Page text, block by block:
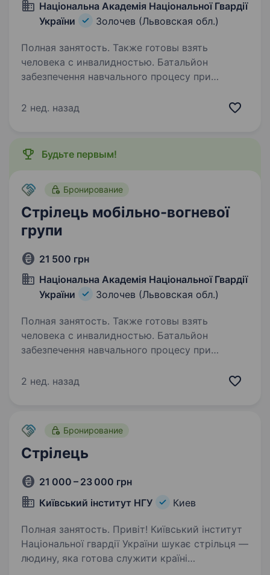
Національна Академія Національної Гвардії
України
Золочев (Львовская обл.)
Полная занятость. Также готовы взять
человека с инвалидностью. Батальйон
забезпечення навчального процесу при
України. Обов’язки: Виконання завдань із
на постах,…
2 нед. назад
Будьте первым!
Бронирование
Стрілець мобільно-вогневої
групи
21 500 грн
Національна Академія Національної Гвардії
України
Золочев (Львовская обл.)
Полная занятость. Также готовы взять
человека с инвалидностью. Батальйон
забезпечення навчального процесу при
України. Вимоги: Вік від 18 років
2 нед. назад
Бронирование
Стрілець
21 000 – 23 000 грн
Київський інститут НГУ
Киев
Полная занятость. Привіт! Київський інститут
Національної гвардії України шукає стрільця —
людину, яка готова служити країні